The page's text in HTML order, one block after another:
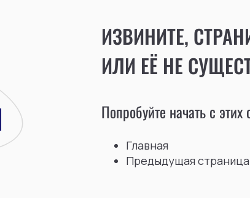
ИЗВИНИТЕ,
ИЛИ ЕЁ НЕ
Попробуйте начать с этих
Главная
Предыдущая страница